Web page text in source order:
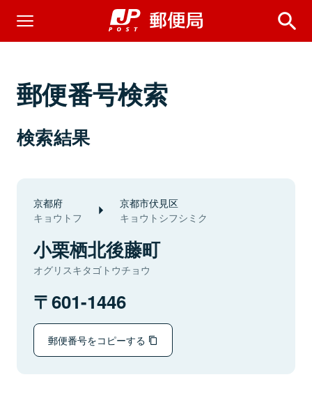
郵便番号検索
検索結果
京都府
キョウトフ
京都市伏見区
キョウトシフシミク
小栗栖北後藤町
オグリスキタゴトウチョウ
601-1446
郵便番号をコピーする